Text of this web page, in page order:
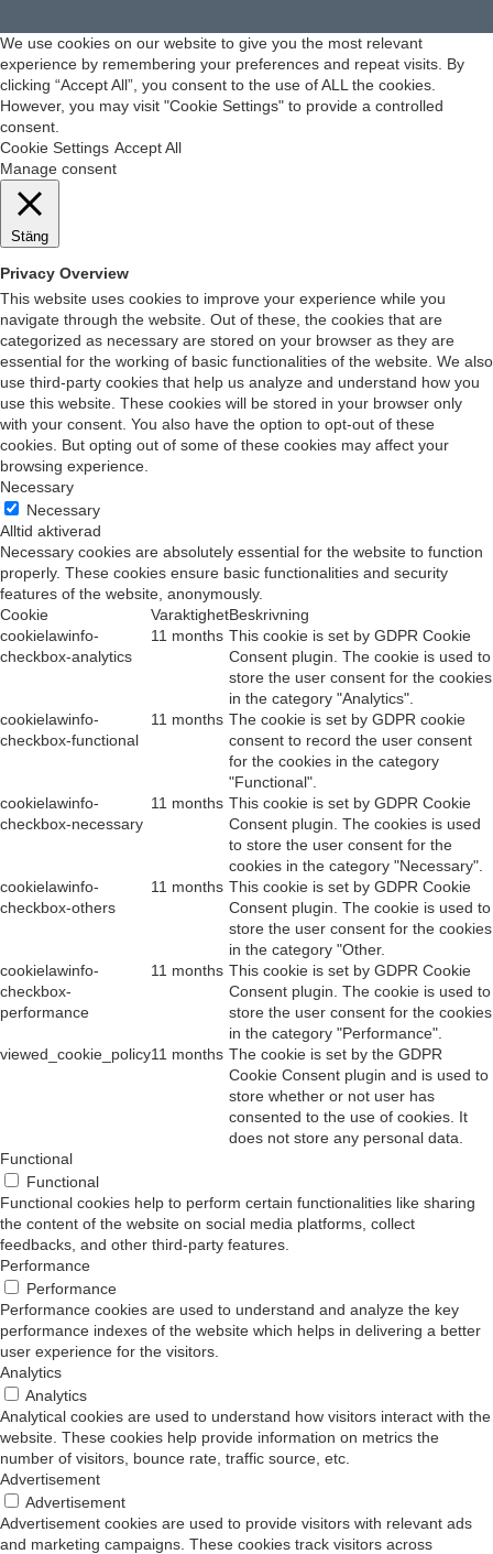
We use cookies on our website to give you the most relevant
experience by remembering your preferences and repeat visits. By
clicking “Accept All”, you consent to the use of ALL the cookies.
However, you may visit "Cookie Settings" to provide a controlled
consent.
Cookie Settings Accept All
Manage consent
Stäng
Privacy Overview
This website uses cookies to improve your experience while you
navigate through the website. Out of these, the cookies that are
categorized as necessary are stored on your browser as they are
essential for the working of basic functionalities of the website. We also
use third-party cookies that help us analyze and understand how you
use this website. These cookies will be stored in your browser only
with your consent. You also have the option to opt-out of these
cookies. But opting out of some of these cookies may affect your
browsing experience.
Necessary
Necessary
Alltid aktiverad
Necessary cookies are absolutely essential for the website to function
properly. These cookies ensure basic functionalities and security
features of the website, anonymously.
Cookie
VaraktighetBeskrivning
cookielawinfo-
checkbox-analytics
11 months This cookie is set by GDPR Cookie
Consent plugin. The cookie is used to
store the user consent for the cookies
in the category "Analytics".
cookielawinfo-
checkbox-functional
11 months The cookie is set by GDPR cookie
consent to record the user consent
for the cookies in the category
"Functional".
cookielawinfo-
checkbox-necessary
11 months This cookie is set by GDPR Cookie
Consent plugin. The cookies is used
to store the user consent for the
cookies in the category "Necessary".
cookielawinfo-
checkbox-others
11 months This cookie is set by GDPR Cookie
Consent plugin. The cookie is used to
store the user consent for the cookies
in the category "Other.
cookielawinfo-
checkbox-
performance
11 months This cookie is set by GDPR Cookie
Consent plugin. The cookie is used to
store the user consent for the cookies
in the category "Performance".
viewed_cookie_policy11 months The cookie is set by the GDPR
Cookie Consent plugin and is used to
store whether or not user has
consented to the use of cookies. It
does not store any personal data.
Functional
Functional
Functional cookies help to perform certain functionalities like sharing
the content of the website on social media platforms, collect
feedbacks, and other third-party features.
Performance
Performance
Performance cookies are used to understand and analyze the key
performance indexes of the website which helps in delivering a better
user experience for the visitors.
Analytics
Analytics
Analytical cookies are used to understand how visitors interact with the
website. These cookies help provide information on metrics the
number of visitors, bounce rate, traffic source, etc.
Advertisement
Advertisement
Advertisement cookies are used to provide visitors with relevant ads
and marketing campaigns. These cookies track visitors across